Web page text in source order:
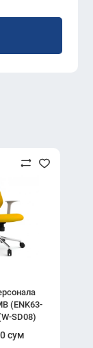
(ENK63-
SD08)
сум